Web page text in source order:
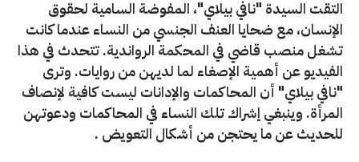
التقت السيدة "نافي بيلاي"، المفوضة السامية لحقوق
الإنسان، مع ضحايا العنف الجنسي من النساء عندما كانت
تشغل منصب قاضي في المحكمة الرواندية. تتحدث في هذا
الفيديو عن أهمية الإصغاء لما لديهن من روايات. وترى
"نافي بيلاي" أن المحاكمات والإدانات ليست كافية لإنصاف
المرأة. وينبغي إشراك تلك النساء في المحاكمات ودعوتهن
للحديث عن ما يحتجن من أشكال التعويض .